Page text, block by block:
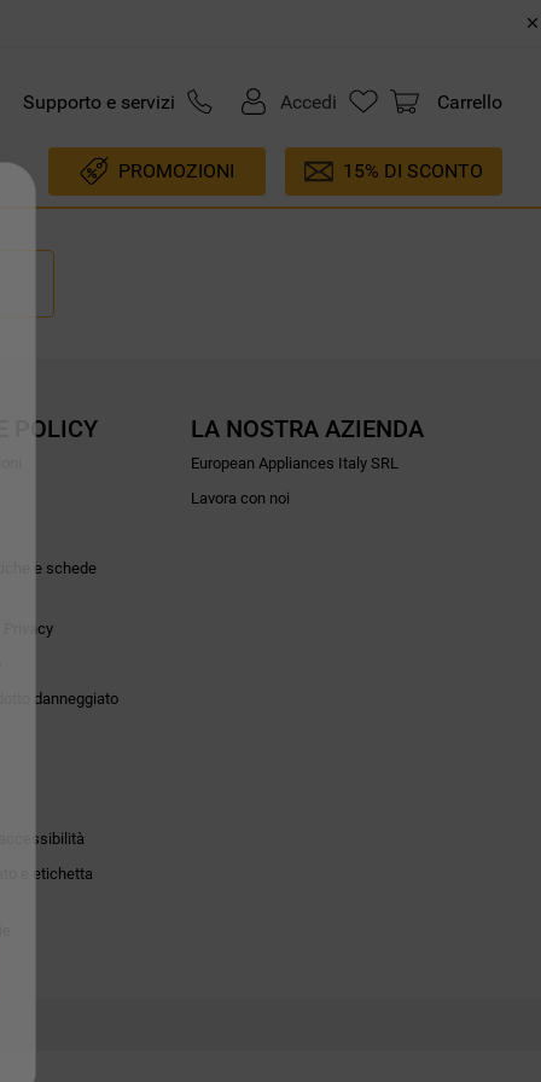
Supporto e servizi Accedi Carrello
PROMOZIONI 15% DI SCONTO
POLICY
e schede
Privacy
danneggiato
e etichetta
LA NOSTRA AZIENDA
European Appliances Italy SRL
Lavora con noi